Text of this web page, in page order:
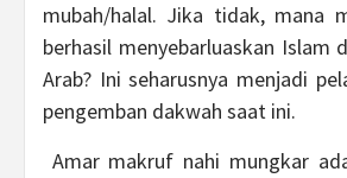
mubah/halal. Jika tidak, mana
berhasil menyebarluaskan Islam
Arab? Ini seharusnya menjadi
pengemban dakwah saat ini.
Amar makruf nahi mungkar